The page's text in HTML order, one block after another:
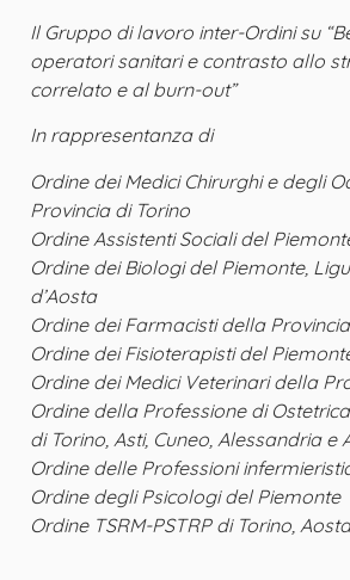
Il Gruppo di lavoro inter-Ordini su
operatori sanitari e contrasto allo
correlato e al burn-out”
In rappresentanza di
Ordine dei Medici Chirurghi e degli
Provincia di Torino
Ordine Assistenti Sociali del
Ordine dei Biologi del Piemonte,
d’Aosta
Ordine dei Farmacisti della
Ordine dei Fisioterapisti del
Ordine dei Medici Veterinari della
Ordine della Professione di
di Torino, Asti, Cuneo, Alessandria e
Ordine delle Professioni
Ordine degli Psicologi del Piemonte
Ordine TSRM-PSTRP di Torino,